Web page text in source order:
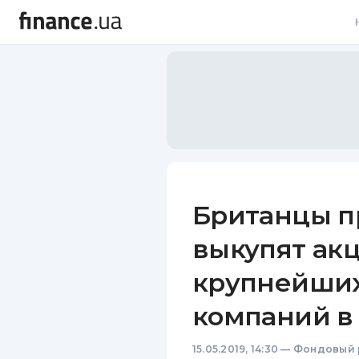
Британцы
выкупят
компаний
15.05.2019, 14:30 — Фондовый